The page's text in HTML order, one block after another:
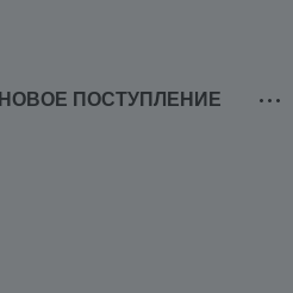
НОВОЕ ПОСТУПЛЕНИЕ